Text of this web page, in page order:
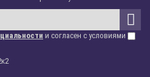
и согласен с условиями